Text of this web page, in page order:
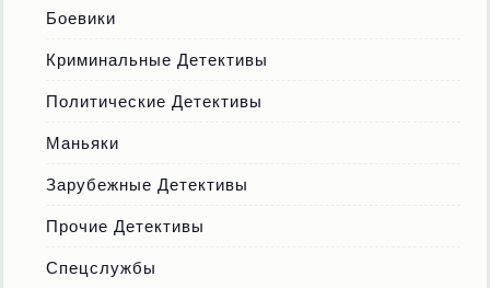
Боевики
Криминальные Детективы
Политические Детективы
Маньяки
Зарубежные Детективы
Прочие Детективы
Спецслужбы